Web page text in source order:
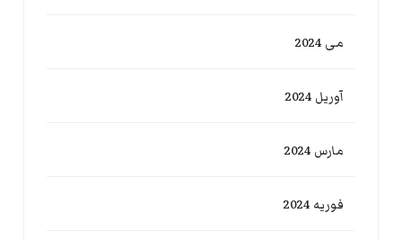
می 2024
آوریل 2024
مارس 2024
فوریه 2024